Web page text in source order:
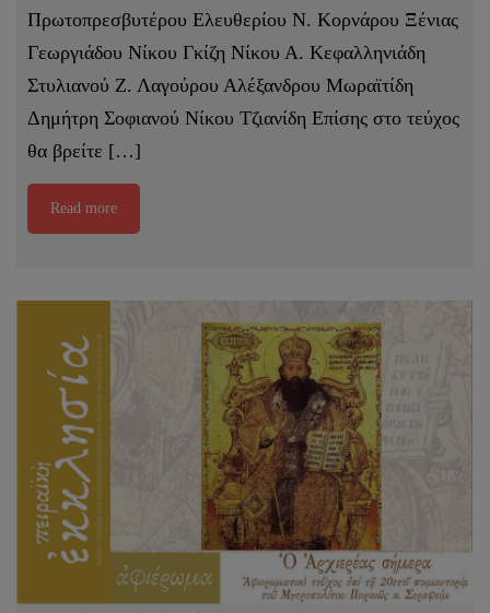
Πρωτοπρεσβυτέρου Ελευθερίου Ν. Κορνάρου Ξένιας
Γεωργιάδου Νίκου Γκίζη Νίκου Α. Κεφαλληνιάδη
Στυλιανού Ζ. Λαγούρου Αλέξανδρου Μωραϊτίδη
Δημήτρη Σοφιανού Νίκου Τζιανίδη Επίσης στο τεύχος
θα βρείτε […]
Read more